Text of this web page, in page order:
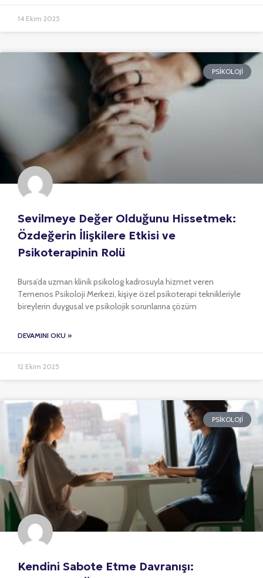
14 Ekim 2025
PSIKOLOJI
Sevilmeye Değer Olduğunu Hissetmek:
Özdeğerin İlişkilere Etkisi ve
Psikoterapinin Rolü
Bursa’da uzman klinik psikolog kadrosuyla hizmet veren
Temenos Psikoloji Merkezi, kişiye özel psikoterapi teknikleriyle
bireylerin duygusal ve psikolojik sorunlarına çözüm
DEVAMINI OKU »
12 Ekim 2025
PSIKOLOJI
Kendini Sabote Etme Davranışı: